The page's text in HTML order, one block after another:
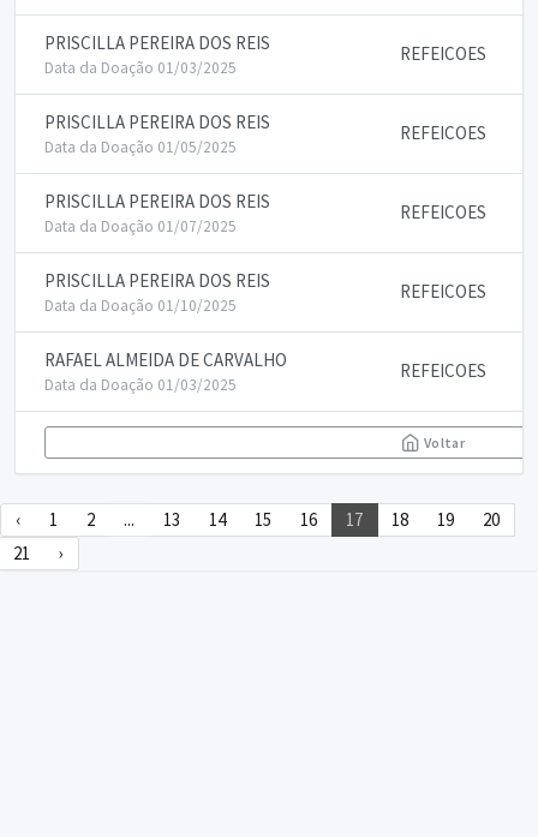
PRISCILLA PEREIRA DOS REIS
Data da Doação 01/03/2025
REFEICOES
PRISCILLA PEREIRA DOS REIS
Data da Doação 01/05/2025
REFEICOES
PRISCILLA PEREIRA DOS REIS
Data da Doação 01/07/2025
REFEICOES
PRISCILLA PEREIRA DOS REIS
Data da Doação 01/10/2025
REFEICOES
RAFAEL ALMEIDA DE CARVALHO
Data da Doação 01/03/2025
REFEICOES
Voltar
‹ 1 2 ... 13 14 15 16 17 18 19
20
21
›